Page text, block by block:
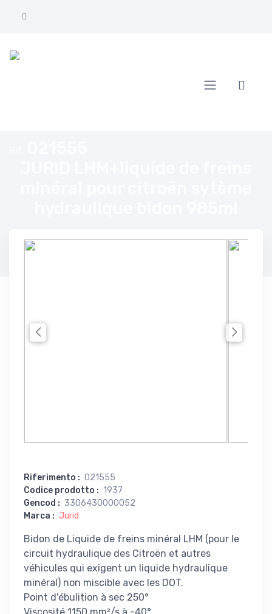
Riferimento : 021555
Codice prodotto : 1937
Gencod : 3306430000052
Marca : Jurid
Bidon de Liquide de freins minéral LHM (pour le
circuit hydraulique des Citroën et autres
véhicules qui exigent un liquide hydraulique
minéral) non miscible avec les DOT.
Point d'ébulition à sec 250°
Viscosité 1150 mm²/s à -40°